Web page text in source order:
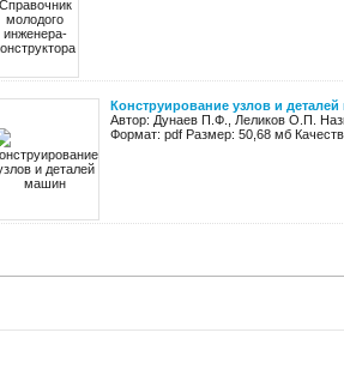
Конструирование узлов и
Автор: Дунаев П.Ф., Леликов О.П.
Формат: pdf Размер: 50,68 мб